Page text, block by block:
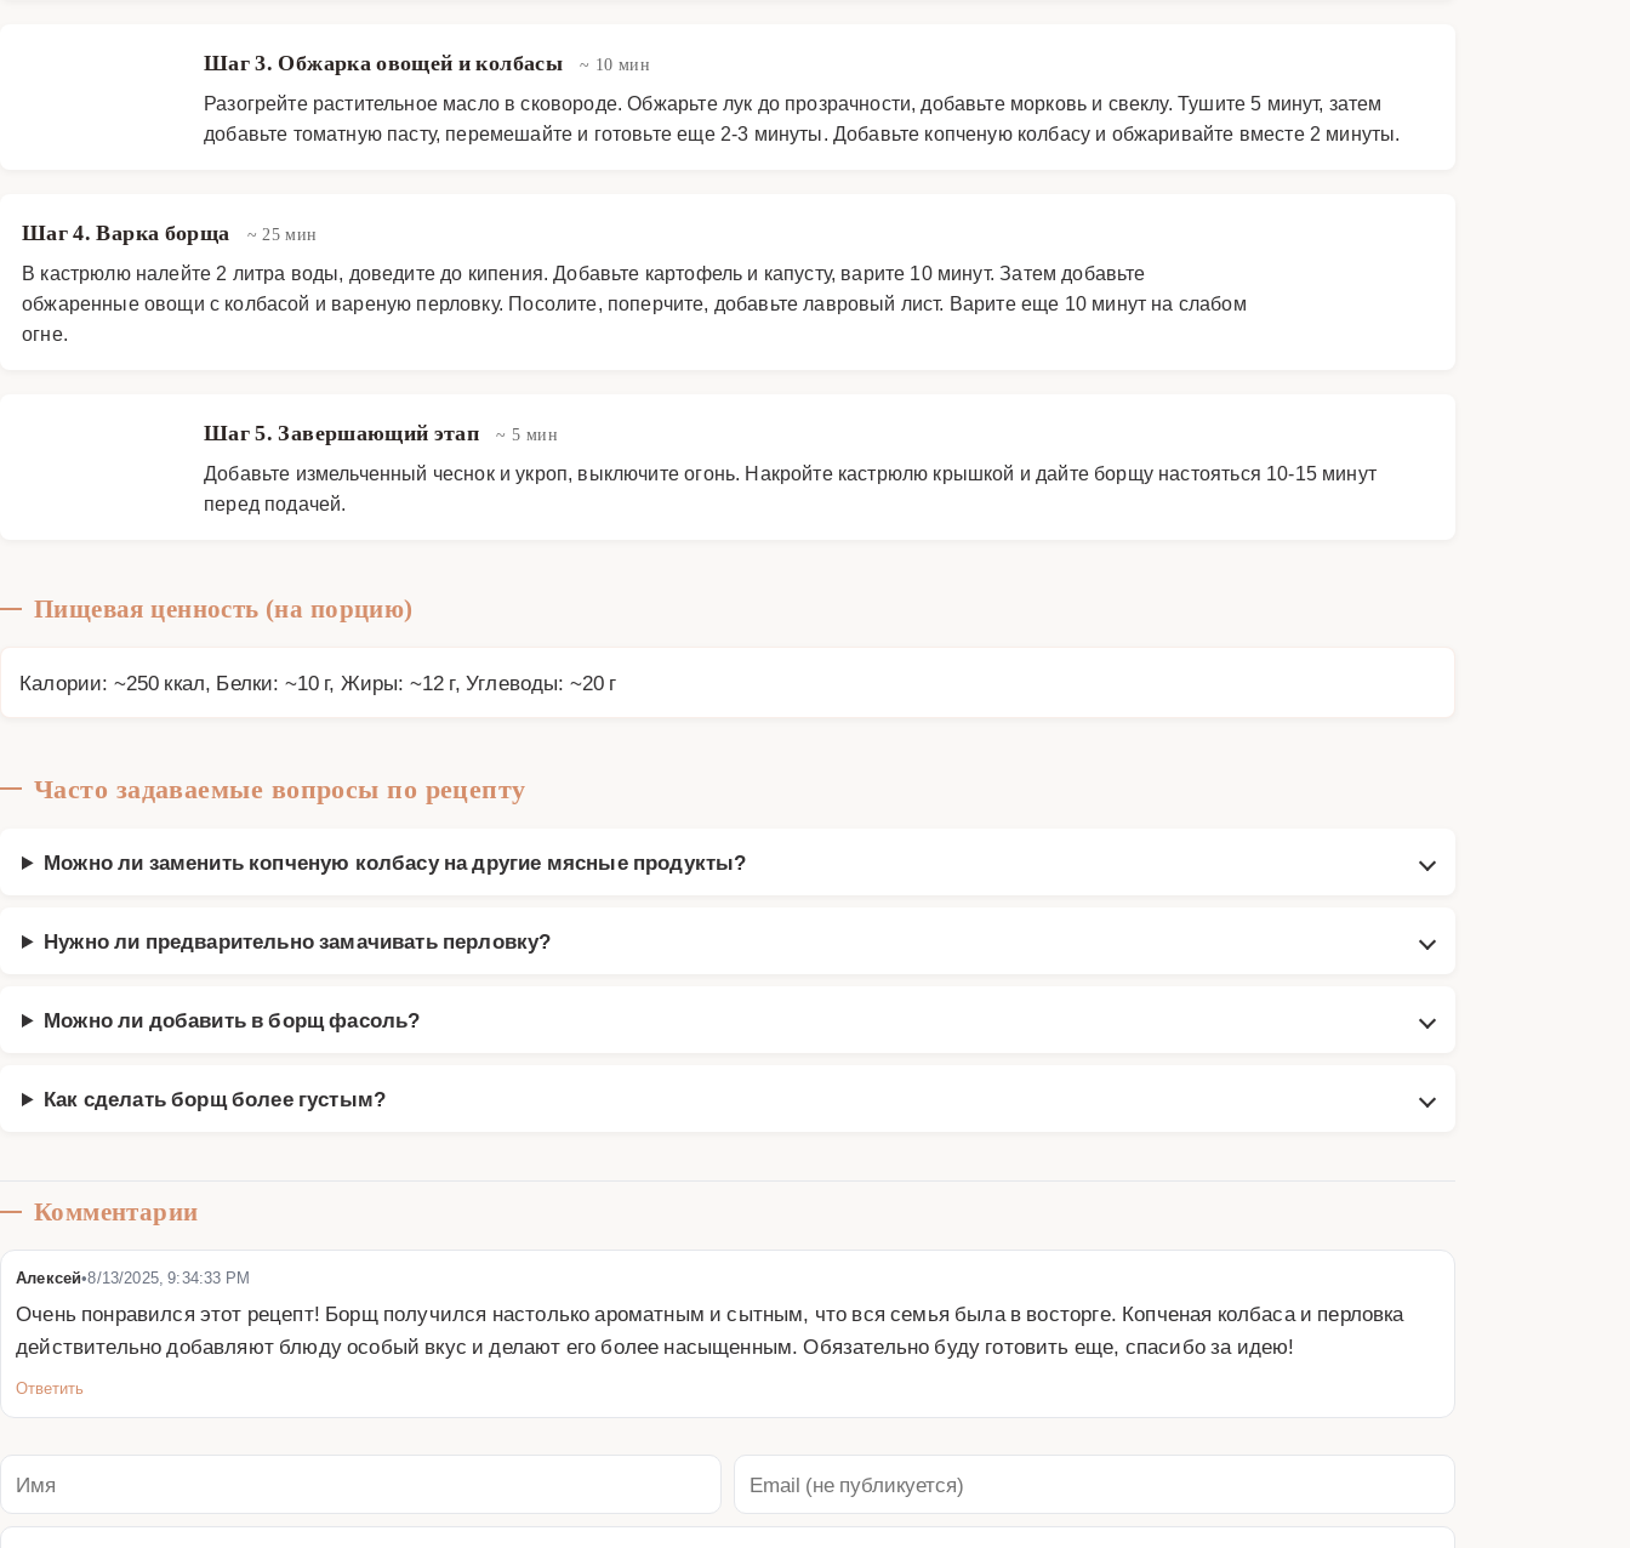
Шаг 3. Обжарка овощей и колбасы ~ 10 мин
Разогрейте растительное масло в сковороде. Обжарьте лук до прозрачности, добавьте морковь и свеклу. Тушите 5 минут, затем
добавьте томатную пасту, перемешайте и готовьте еще 2-3 минуты. Добавьте копченую колбасу и обжаривайте вместе 2 минуты.
Шаг 4. Варка борща ~ 25 мин
В кастрюлю налейте 2 литра воды, доведите до кипения. Добавьте картофель и капусту, варите 10 минут. Затем добавьте
обжаренные овощи с колбасой и вареную перловку. Посолите, поперчите, добавьте лавровый лист. Варите еще 10 минут на слабом
огне.
Шаг 5. Завершающий этап ~ 5 мин
Добавьте измельченный чеснок и укроп, выключите огонь. Накройте кастрюлю крышкой и дайте борщу настояться 10-15 минут
перед подачей.
Пищевая ценность (на порцию)
Калории: ~250 ккал, Белки: ~10 г, Жиры: ~12 г, Углеводы: ~20 г
Часто задаваемые вопросы по рецепту
Можно ли заменить копченую колбасу на другие мясные продукты?
Нужно ли предварительно замачивать перловку?
Можно ли добавить в борщ фасоль?
Как сделать борщ более густым?
Комментарии
Алексей•8/13/2025, 9:34:33 PM
Очень понравился этот рецепт! Борщ получился настолько ароматным и сытным, что вся семья была в восторге. Копченая колбаса и перловка
действительно добавляют блюду особый вкус и делают его более насыщенным. Обязательно буду готовить еще, спасибо за идею!
Ответить